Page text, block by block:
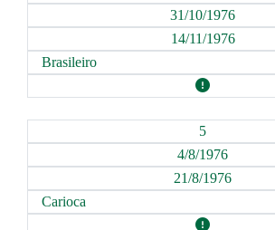
31/10/1976
14/11/1976
Brasileiro
5
4/8/1976
21/8/1976
Carioca